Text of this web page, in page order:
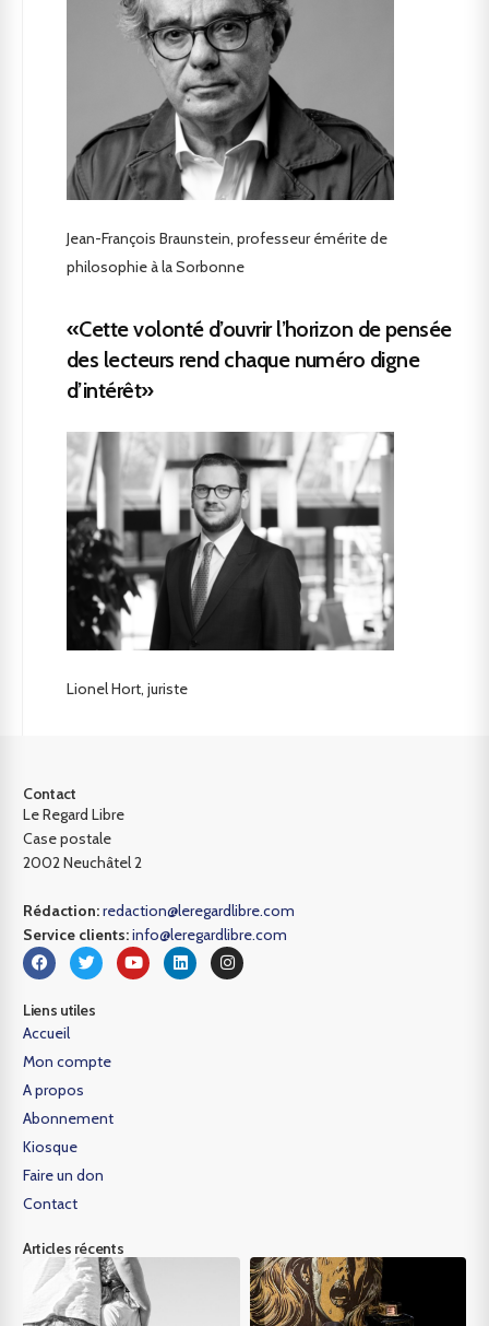
Jean-François Braunstein, professeur émérite de
philosophie à la Sorbonne
«Cette volonté d’ouvrir l’horizon de pensée
des lecteurs rend chaque numéro digne
d’intérêt»
Lionel Hort, juriste
Contact
Le Regard Libre
Case postale
2002 Neuchâtel 2
Rédaction:redaction@leregardlibre.com
Service clients:info@leregardlibre.com
Liens utiles
Accueil
Mon compte
A propos
Abonnement
Kiosque
Faire un don
Contact
Articles récents